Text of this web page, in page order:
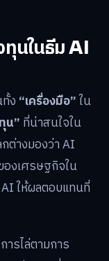
นในธีม AI
ง “เครื่องมือ”ใน
น” ที่น่าสนใจใน
ต่างมองว่า AI
องเศรษฐกิจใน
ให้ผลตอบแทนที่
รไล่ตามการ